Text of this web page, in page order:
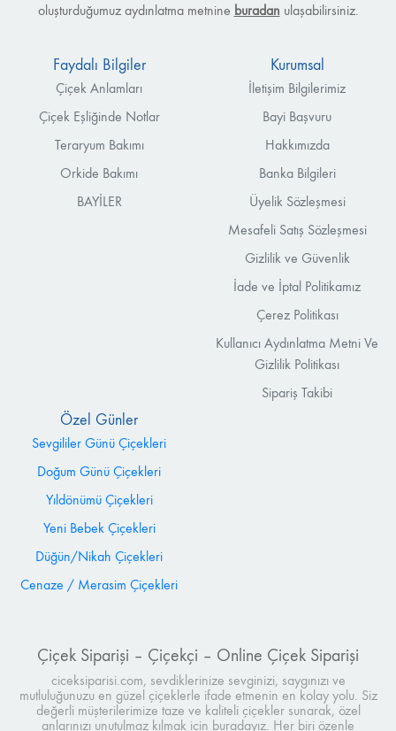
oluşturduğumuz aydınlatma metnine buradan ulaşabilirsiniz.
Faydalı Bilgiler
Çiçek Anlamları
Çiçek Eşliğinde Notlar
Teraryum Bakımı
Orkide Bakımı
BAYİLER
Kurumsal
İletişim Bilgilerimiz
Bayi Başvuru
Hakkımızda
Banka Bilgileri
Üyelik Sözleşmesi
Mesafeli Satış Sözleşmesi
Gizlilik ve Güvenlik
İade ve İptal Politikamız
Çerez Politikası
Kullanıcı Aydınlatma Metni Ve
Gizlilik Politikası
Sipariş Takibi
Özel Günler
Sevgililer Günü Çiçekleri
Doğum Günü Çiçekleri
Yıldönümü Çiçekleri
Yeni Bebek Çiçekleri
Düğün/Nikah Çiçekleri
Cenaze / Merasim Çiçekleri
Çiçek Siparişi – Çiçekçi – Online Çiçek Siparişi
ciceksiparisi.com, sevdiklerinize sevginizi, saygınızı ve
mutluluğunuzu en güzel çiçeklerle ifade etmenin en kolay yolu. Siz
değerli müşterilerimize taze ve kaliteli çiçekler sunarak, özel
anlarınızı unutulmaz kılmak için buradayız. Her biri özenle